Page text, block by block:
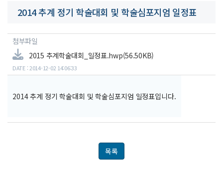
2014 추계 정기 학술대회 및 학술심포지엄 일정표
첨부파일
2015 추계학술대회_일정표.hwp(56.50KB)
DATE : 2014-12-02 14:06:33
2014 추계 정기 학술대회 및 학술심포지엄 일정표입니다.
목록